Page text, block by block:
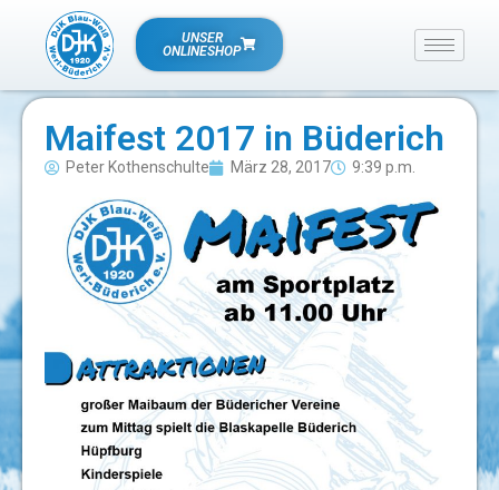
UNSER
ONLINESHOP
Maifest 2017 in Büderich
Peter Kothenschulte März 28, 2017 9:39 p.m.